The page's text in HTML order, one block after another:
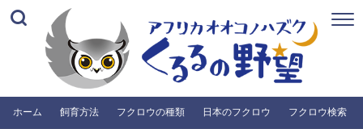
ホーム 飼育方法 フクロウの種類 日本のフクロウ フクロウ検索